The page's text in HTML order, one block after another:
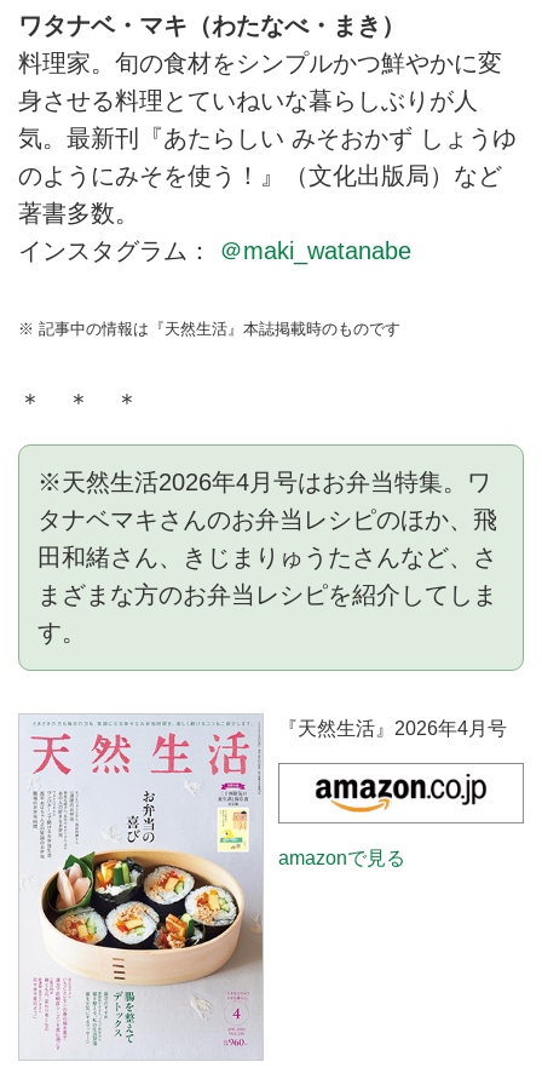
ワタナベ・マキ（わたなべ・まき）
料理家。旬の食材をシンプルかつ鮮やかに変
身させる料理とていねいな暮らしぶりが人
気。最新刊『あたらしい みそおかず しょうゆ
のようにみそを使う！』（文化出版局）など
著書多数。
インスタグラム： ＠maki_watanabe
※ 記事中の情報は『天然生活』本誌掲載時のものです
＊ ＊ ＊
※天然生活2026年4月号はお弁当特集。ワ
タナベマキさんのお弁当レシピのほか、飛
田和緒さん、きじまりゅうたさんなど、さ
まざまな方のお弁当レシピを紹介してしま
す。
『天然生活』2026年4月号
amazonで見る